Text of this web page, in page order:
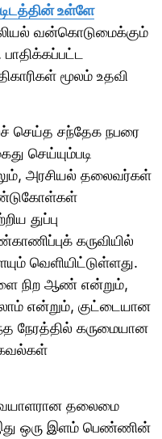
உள்ளே
வன்கொடுமைக்கும்
மூலம் உதவி
செய்த சந்தேக நபரை
செய்யும்படி
அரசியல் தலைவர்கள்
துப்பு
கருவியில்
வெளியிட்டுள்ளது.
நிற ஆண் என்றும்,
என்றும், குட்டையான
நேரத்தில் கருமையான
தலைமை
ஒரு இளம் பெண்ணின்